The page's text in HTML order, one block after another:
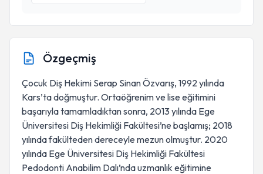
Özgeçmiş
Çocuk Diş Hekimi Serap Sinan Özvarış, 1992 yılında
Kars’ta doğmuştur. Ortaöğrenim ve lise eğitimini
başarıyla tamamladıktan sonra, 2013 yılında Ege
Üniversitesi Diş Hekimliği Fakültesi’ne başlamış; 2018
yılında fakülteden dereceyle mezun olmuştur. 2020
yılında Ege Üniversitesi Diş Hekimliği Fakültesi
Pedodonti Anabilim Dalı’nda uzmanlık eğitimine